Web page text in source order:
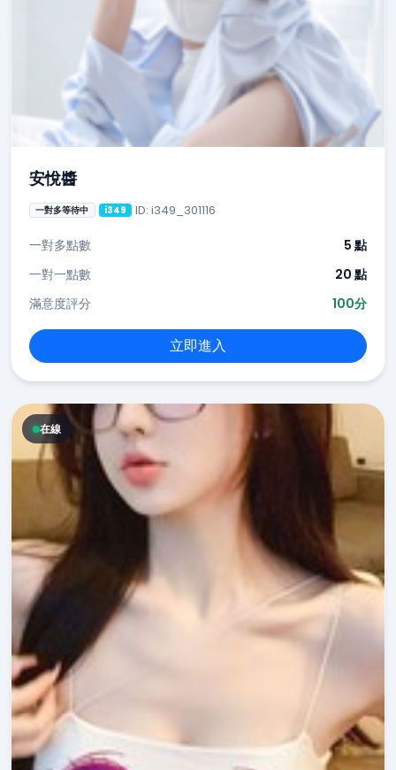
安悅醬
一對多等待中 i349 ID: i349_301116
一對多點數
5 點
一對一點數
20 點
滿意度評分
100分
立即進入
在線